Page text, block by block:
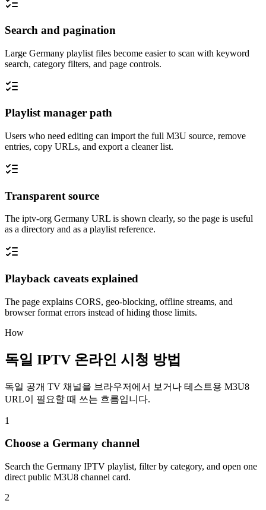
Search and pagination
Large Germany playlist files become easier to scan with keyword
search, category filters, and page controls.
Playlist manager path
Users who need editing can import the full M3U source, remove
entries, copy URLs, and export a cleaner list.
Transparent source
The iptv-org Germany URL is shown clearly, so the page is useful
as a directory and as a playlist reference.
Playback caveats explained
The page explains CORS, geo-blocking, offline streams, and
browser format errors instead of hiding those limits.
How
독일 IPTV 온라인 시청 방법
독일 공개 TV 채널을 브라우저에서 보거나 테스트용 M3U8
URL이 필요할 때 쓰는 흐름입니다.
1
Choose a Germany channel
Search the Germany IPTV playlist, filter by category, and open one
direct public M3U8 channel card.
2